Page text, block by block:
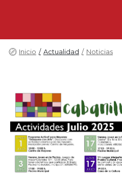
Inicio Actualidad Noticias